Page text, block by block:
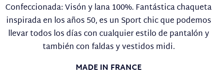
Confeccionada: Visón y lana 100%. Fantástica chaqueta
inspirada en los años 50, es un Sport chic que podemos
llevar todos los días con cualquier estilo de pantalón y
también con faldas y vestidos midi.
MADE IN FRANCE